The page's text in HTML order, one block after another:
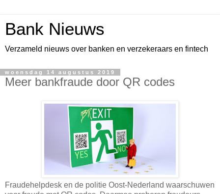
Bank Nieuws
Verzameld nieuws over banken en verzekeraars en fintech
woensdag 14 augustus 2019
Meer bankfraude door QR codes
Fraudehelpdesk en de politie Oost-Nederland waarschuwen